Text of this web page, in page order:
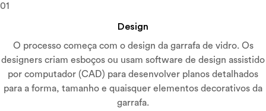
01
Design
O processo começa com o design da garrafa de vidro. Os
designers criam esboços ou usam software de design assistido
por computador (CAD) para desenvolver planos detalhados
para a forma, tamanho e quaisquer elementos decorativos da
garrafa.